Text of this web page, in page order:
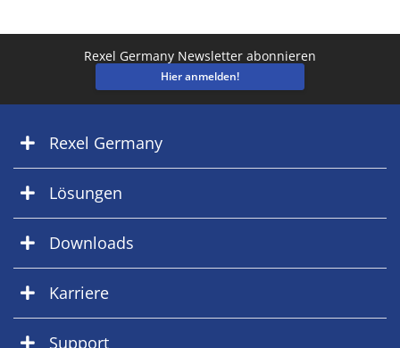
Rexel Germany Newsletter abonnieren
Hier anmelden!
Rexel Germany
Lösungen
Downloads
Karriere
Support